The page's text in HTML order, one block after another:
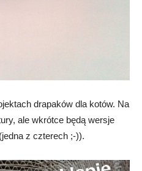
drapaków dla kotów. Na
ale wkrótce będą wersje
z czterech ;-)).